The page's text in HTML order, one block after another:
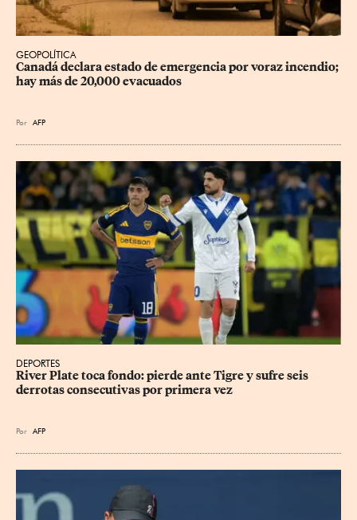
GEOPOLÍTICA
Canadá declara estado de emergencia por voraz incendio;
hay más de 20,000 evacuados
Por AFP
DEPORTES
River Plate toca fondo: pierde ante Tigre y sufre seis
derrotas consecutivas por primera vez
Por AFP